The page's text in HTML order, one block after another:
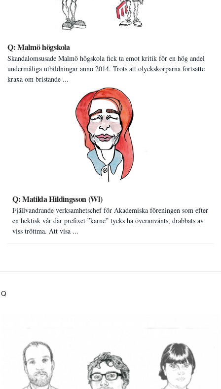
Q: Malmö högskola
Skandalomsusade Malmö högskola fick ta emot kritik för en hög andel
undermåliga utbildningar anno 2014. Trots att olyckskorparna fortsatte
kraxa om bristande ...
Q: Matilda Hildingsson (Wl)
Fjällvandrande verksamhetschef för Akademiska föreningen som efter
en hektisk vår där prefixet ”karne” tycks ha överanvänts, drabbats av
viss tröttma. Att visa ...
Q